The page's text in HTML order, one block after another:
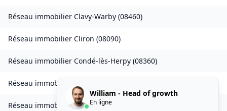
Réseau immobilier Clavy-Warby (08460)
Réseau immobilier Cliron (08090)
Réseau immobilier Condé-lès-Herpy (08360)
Réseau immobilier
Réseau immobilierContreuve(
William - Head of growth
En ligne